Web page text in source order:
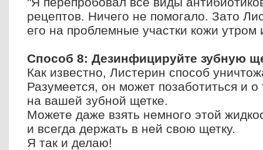
рецептов. Ничего не помогало. Зато
его на проблемные участки кожи утром
Способ 8: Дезинфицируйте зубную
Как известно, Листерин способ
Разумеется, он может позаботиться и
на вашей зубной щетке.
Можете даже взять немного этой
и всегда держать в ней свою щетку.
Я так и делаю!